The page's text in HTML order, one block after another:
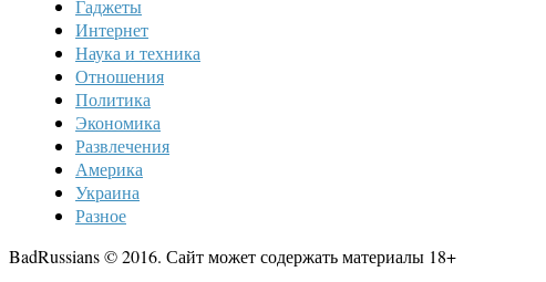
Гаджеты
Интернет
Наука и техника
Отношения
Политика
Экономика
Развлечения
Америка
Украина
Разное
BadRussians © 2016. Сайт может содержать материалы 18+